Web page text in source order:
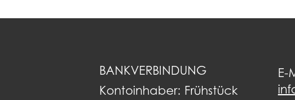
BANKVERBINDUNG
Kontoinhaber: Frühstück
E-